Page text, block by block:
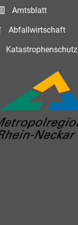
Amtsblatt
Abfallwirtschaft
Katastrophenschutz